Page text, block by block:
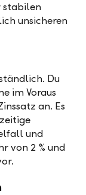
stabilen
unsicheren
Du
im Voraus
an. Es
und
von 2 % und